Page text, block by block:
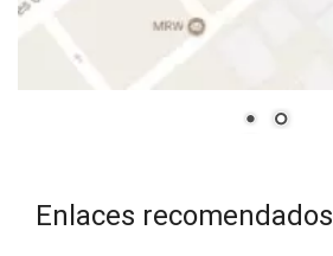
Enlaces recomendados